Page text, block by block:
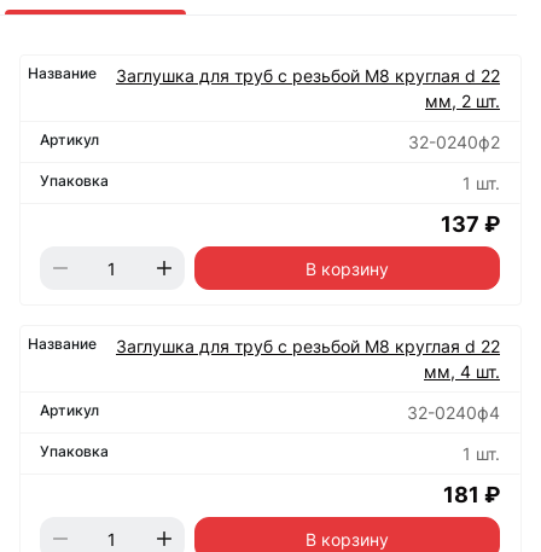
Заглушка для труб с резьбой М8 круглая d 22
мм, 2 шт.
32-0240ф2
1 шт.
137 ₽
В корзину
Заглушка для труб с резьбой М8 круглая d 22
мм, 4 шт.
32-0240ф4
1 шт.
181 ₽
В корзину